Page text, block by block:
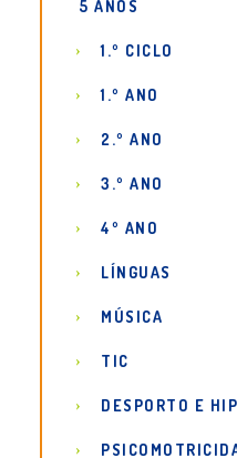
5 ANOS
1.º CICLO
1.º ANO
2.º ANO
3.º ANO
4º ANO
LÍNGUAS
MÚSICA
TIC
DESPORTO E